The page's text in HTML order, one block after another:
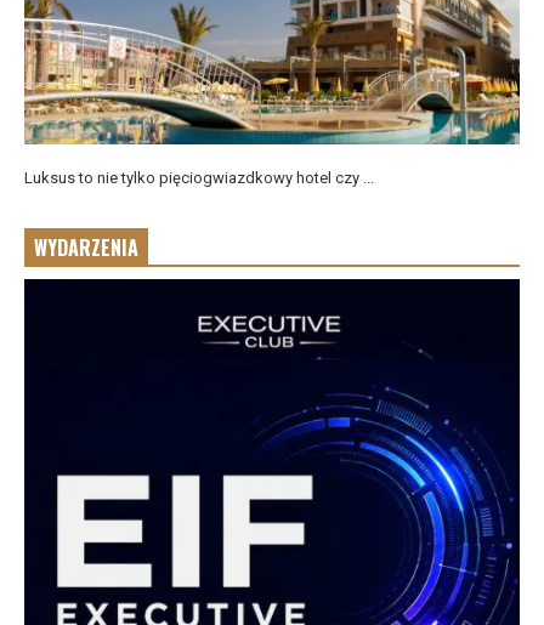
Luksus to nie tylko pięciogwiazdkowy hotel czy ...
WYDARZENIA